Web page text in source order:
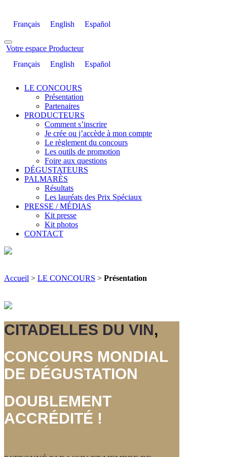
Français English Español
Votre espace Producteur
Français
English Español
LE CONCOURS
Présentation
Partenaires
PRODUCTEURS
Comment s’inscrire
Je crée ou j’accède à mon compte
Le règlement du concours
Les outils de promotion
Foire aux questions
DÉGUSTATEURS
PALMARÈS
Résultats
Les lauréats des Prix Spéciaux
PRESSE / MÉDIAS
Kit presse
Kit photos
CONTACT
Accueil > LE CONCOURS > Présentation
CITADELLES DU VIN,
CONCOURS MONDIAL
DE DÉGUSTATION
DOUBLEMENT
ACCRÉDITÉ !